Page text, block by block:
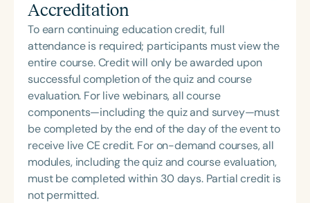
capacitación a maestros y padres sobre temas
relacionados con la comunicación, el autismo y el
desarrollo del lenguaje. En 2023, Damaris fue
invitado por la Oficina de Head Start en Miami,
Florida, para participar en su Cumbre Anual de
Salud como panelista y presentador discutiendo
Experiencias Adversas en la Infancia (EAI). A
Damaris le gusta entablar relaciones con sus
clientes y sus familias y desea promover un
entorno de aprendizaje enriquecedor. Damaris
Sanchez Rivera's, MS, CCC-SLP, clinical experience
includes working in private practices, charter
Accreditation
To earn continuing education credit, full
attendance is required; participants must view the
entire course. Credit will only be awarded upon
successful completion of the quiz and course
evaluation. For live webinars, all course
components—including the quiz and survey—must
be completed by the end of the day of the event to
receive live CE credit. For on-demand courses, all
modules, including the quiz and course evaluation,
must be completed within 30 days. Partial credit is
not permitted.